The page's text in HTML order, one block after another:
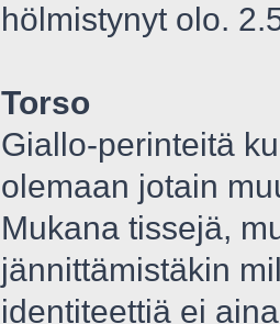
hölmistynyt olo.
Torso
Giallo-perinteitä
olemaan jotain
Mukana tissejä,
jännittämistäkin
identiteettiä ei